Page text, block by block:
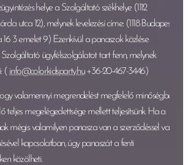
helye a Szolgáltató székhelye (1112
utca 12), melynek levelezési címe: (1118 Budapest
16 3 emelet 9) Ezenkívül a panaszok közlése
ügyfélszolgálatot tart fenn, melynek
( info@colorkidsparty.hu+36-20-467-3446)
valamennyi megrendelést megfelelő minőségben,
teljes megelégedettsége mellett teljesítsünk. Ha a
mégis valamilyen panasza van a szerződéssel vagy
kapcsolatban, úgy panaszát a fenti
közölheti.